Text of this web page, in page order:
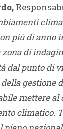
più di anno
di
dal punto di
gestione
mettere
climatico.